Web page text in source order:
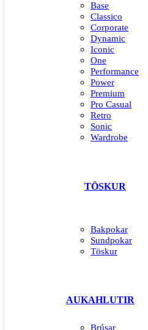
Base
Classico
Corporate
Dynamic
Iconic
One
Performance
Power
Premium
Pro Casual
Retro
Sonic
Wardrobe
TÖSKUR
Bakpokar
Sundpokar
Töskur
AUKAHLUTIR
Brúsar